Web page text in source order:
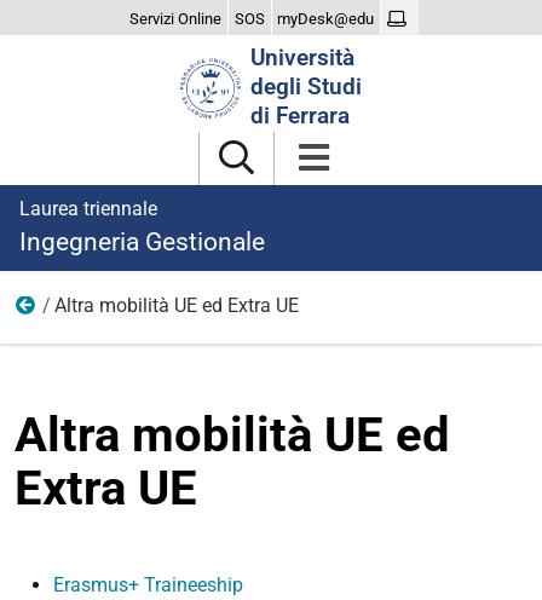
Servizi Online SOS myDesk@edu
Università
degli Studi
di Ferrara
Laurea triennale
Ingegneria Gestionale
Internazionalizzazione
Altra mobilità UE ed Extra UE
Altra mobilità UE ed
Extra UE
Erasmus+ Traineeship